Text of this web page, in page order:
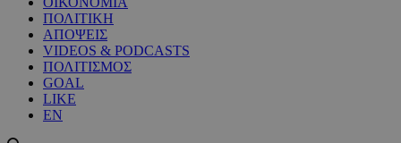
ΠΟΛΙΤΙΚΗ
ΑΠΟΨΕΙΣ
VIDEOS & PODCASTS
ΠΟΛΙΤΙΣΜΟΣ
GOAL
LIKE
EN